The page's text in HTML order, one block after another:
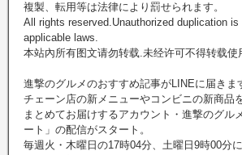
複製、転用等は法律により罰せられます。
All rights reserved.Unauthorized duplication
applicable laws.
本站內所有图文请勿转载.未经许可不得转载使
進撃のグルメのおすすめ記事がLINEに届きま
チェーン店の新メニューやコンビニの新商品
まとめてお届けするアカウント・進撃のグル
ート」の配信がスタート。
毎週火・木曜日の17時04分、土曜日9時00分